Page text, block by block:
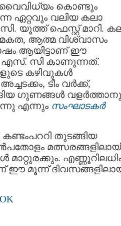
വൈവിധ്യം കൊണ്ടും
ഏറ്റവും വലിയ കലാ
യൂത്ത് ഫെസ്റ്റ് മാറി.
ആത്മ വിശ്വാസം
ആയിട്ടാണ് ഈ
സി കാണുന്നത്.
കഴിവുകൾ
ടീം വർക്ക്,
ഗുണങ്ങൾ
എന്നും സംഘാടകർ
തുടങ്ങിയ
ഈ മൂന്ന്